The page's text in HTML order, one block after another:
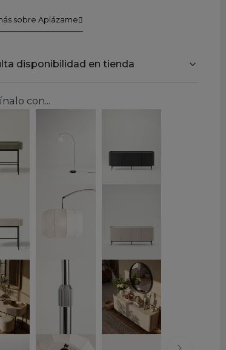
sobre Aplázame
disponibilidad en tienda
con...